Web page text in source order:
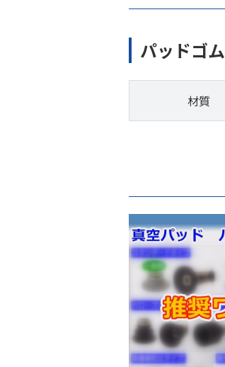
パッドゴム
材質